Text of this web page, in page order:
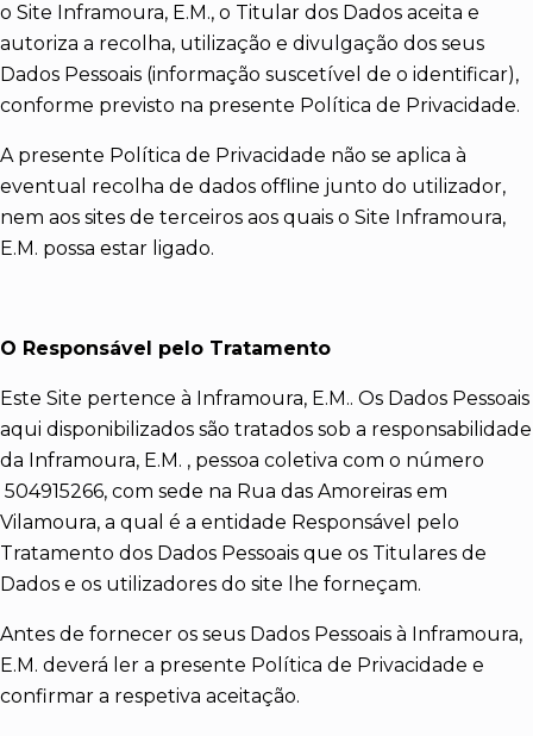
o Site Inframoura, E.M., o Titular dos Dados aceita e
autoriza a recolha, utilização e divulgação dos seus
Dados Pessoais (informação suscetível de o identificar),
conforme previsto na presente Política de Privacidade.
A presente Política de Privacidade não se aplica à
eventual recolha de dados offline junto do utilizador,
nem aos sites de terceiros aos quais o Site Inframoura,
E.M. possa estar ligado.
O Responsável pelo Tratamento
Este Site pertence à Inframoura, E.M.. Os Dados Pessoais
aqui disponibilizados são tratados sob a responsabilidade
da Inframoura, E.M. , pessoa coletiva com o número
504915266, com sede na Rua das Amoreiras em
Vilamoura, a qual é a entidade Responsável pelo
Tratamento dos Dados Pessoais que os Titulares de
Dados e os utilizadores do site lhe forneçam.
Antes de fornecer os seus Dados Pessoais à Inframoura,
E.M. deverá ler a presente Política de Privacidade e
confirmar a respetiva aceitação.